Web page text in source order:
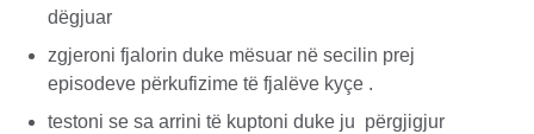
dëgjuar
zgjeroni fjalorin duke mësuar në secilin prej
episodeve përkufizime të fjalëve kyçe .
testoni se sa arrini të kuptoni duke ju përgjigjur